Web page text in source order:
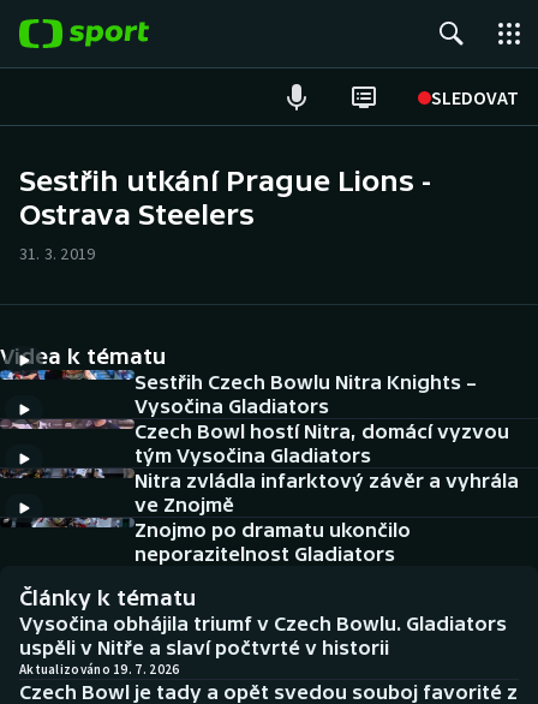
SLEDOVAT
Hokej
Cyklistika
DALŠÍ SPORTY
Americký fotbal
Baseball a softbal
Basketbal
Biatlon
NEPŘEHLÉDNĚTE
Historické návraty
Aplikace ČT sport
Sestřih utkání Prague Lions -
Ostrava Steelers
31. 3. 2019
Videa k tématu
Sestřih Czech Bowlu Nitra Knights –
Vysočina Gladiators
Czech Bowl hostí Nitra, domácí vyzvou
tým Vysočina Gladiators
Nitra zvládla infarktový závěr a vyhrála
ve Znojmě
Znojmo po dramatu ukončilo
neporazitelnost Gladiators
Články k tématu
Vysočina obhájila triumf v Czech Bowlu. Gladiators
uspěli v Nitře a slaví počtvrté v historii
Aktualizováno 19. 7. 2026
Czech Bowl je tady a opět svedou souboj favorité z